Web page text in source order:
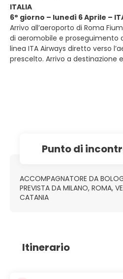
ITALIA
6° giorno – lunedì 6 Aprile –
Arrivo all’aeroporto di Roma
di aeromobile e proseguimento
linea ITA Airways diretto verso
prescelto. Arrivo a destinazione
Punto di
ACCOMPAGNATORE DA
PREVISTA DA MILANO, ROMA,
CATANIA
Itinerario